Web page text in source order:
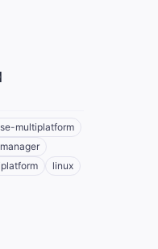
multiplatform
linux